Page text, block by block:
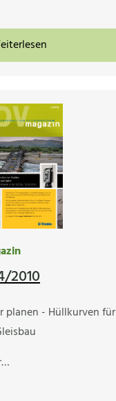
2010
planen - Hüllkurven für